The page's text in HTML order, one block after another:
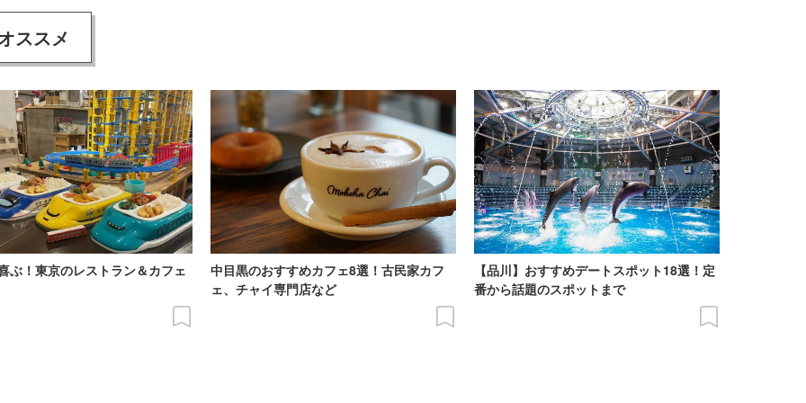
ススメ
ぶ！東京のレストラン＆カフェ
中目黒のおすすめカフェ8選！古民家カフ
ェ、チャイ専門店など
【品川】おすすめデートスポット18選！定
番から話題のスポットまで